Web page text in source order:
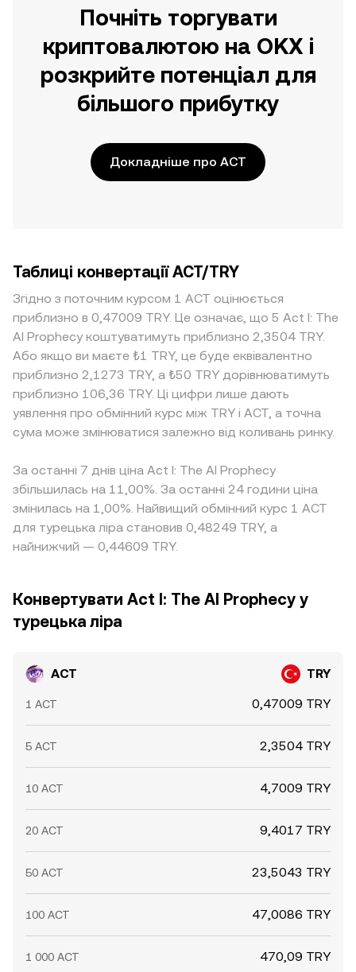
Почніть торгувати
криптовалютою на OKX і
розкрийте потенціал для
більшого прибутку
Докладніше про ACT
Таблиці конвертації ACT/TRY
Згідно з поточним курсом 1 ACT оцінюється
приблизно в 0,47009 TRY. Це означає, що 5 Act I: The
AI Prophecy коштуватимуть приблизно 2,3504 TRY.
Або якщо ви маєте ₺1 TRY, це буде еквівалентно
приблизно 2,1273 TRY, а ₺50 TRY дорівнюватимуть
приблизно 106,36 TRY. Ці цифри лише дають
уявлення про обмінний курс між TRY і ACT, а точна
сума може змінюватися залежно від коливань ринку.
За останні 7 днів ціна Act I: The AI Prophecy
збільшилась на 11,00%. За останні 24 години ціна
змінилась на 1,00%. Найвищий обмінний курс 1 ACT
для турецька ліра становив 0,48249 TRY, а
найнижчий — 0,44609 TRY.
Конвертувати Act I: The AI Prophecy у
турецька ліра
ACT TRY
1 ACT 0,47009 TRY
5 ACT 2,3504 TRY
10 ACT 4,7009 TRY
20 ACT 9,4017 TRY
50 ACT 23,5043 TRY
100 ACT 47,0086 TRY
1 000 ACT 470,09 TRY